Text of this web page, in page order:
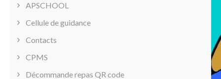
APSCHOOL
Cellule de guidance
Contacts
CPMS
Décommande repas QR code